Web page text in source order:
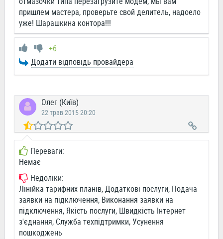
пришлем мастера, проверьте свой делитель, надоело
уже! Шарашкина контора!!!
+6
Додати відповідь провайдера
Олег (Київ)
22 трав 2015 20:20
Переваги:
Немає
Недоліки:
Лінійка тарифних планів, Додаткові послуги, Подача
заявки на підключення, Виконання заявки на
підключення, Якість послуги, Швидкість Інтернет
з'єднання, Служба техпідтримки, Усунення
пошкоджень